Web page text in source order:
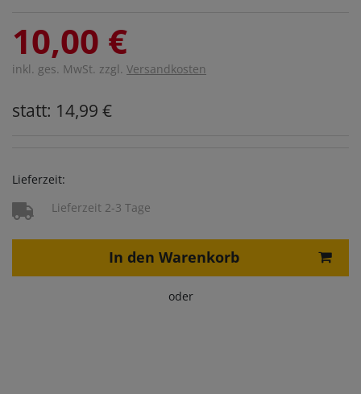
10,00 €
inkl. ges. MwSt. zzgl. Versandkosten
statt: 14,99 €
Lieferzeit:
Lieferzeit 2-3 Tage
In den Warenkorb
oder